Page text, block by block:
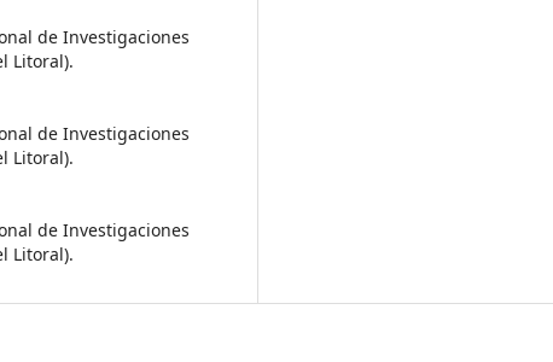
de Investigaciones
Litoral).
de Investigaciones
Litoral).
de Investigaciones
Litoral).